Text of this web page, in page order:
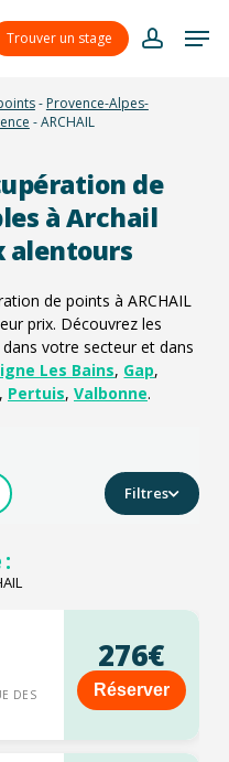
Trouver un stage
account
- Provence-Alpes-
-ARCHAIL
de
à Archail
alentours
de points à ARCHAIL
prix. Découvrez les
votre secteur et dans
Les Bains, Gap,
Pertuis, Valbonne.
Filtres
DES
276€
Réserver